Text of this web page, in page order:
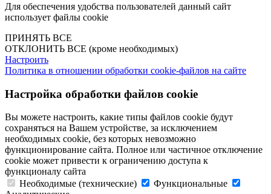
Для обеспечения удобства пользователей данный сайт
использует файлы cookie
ПРИНЯТЬ ВСЕ
ОТКЛОНИТЬ ВСЕ (кроме необходимых)
Настроить
Политика в отношении обработки cookie-файлов на сайте
Настройка обработки файлов cookie
Вы можете настроить, какие типы файлов cookie будут
сохраняться на Вашем устройстве, за исключением
необходимых cookie, без которых невозможно
функционирование сайта. Полное или частичное отключение
cookie может привести к ограничению доступа к
функционалу сайта
Необходимые (технические)
Функциональные